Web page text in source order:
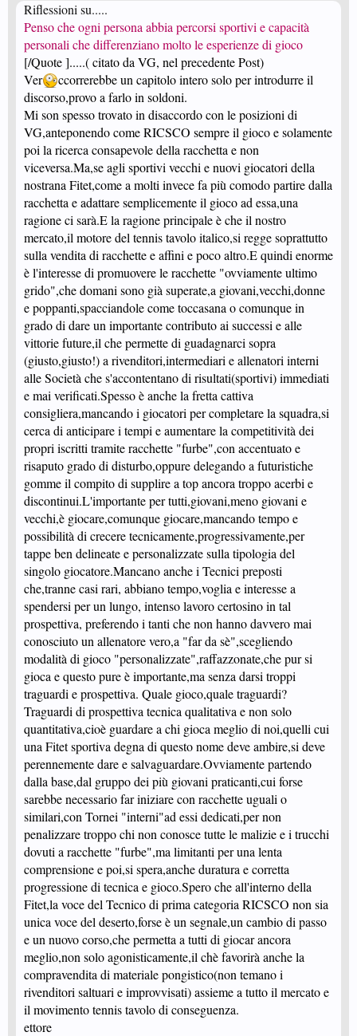
Riflessioni su.....
Penso che ogni persona abbia percorsi sportivi e capacità
personali che differenziano molto le esperienze di gioco
[/Quote ].....( citato da VG, nel precedente Post)
Ver
ccorrerebbe un capitolo intero solo per introdurre il
discorso,provo a farlo in soldoni.
Mi son spesso trovato in disaccordo con le posizioni di
VG,anteponendo come RICSCO sempre il gioco e solamente
poi la ricerca consapevole della racchetta e non
viceversa.Ma,se agli sportivi vecchi e nuovi giocatori della
nostrana Fitet,come a molti invece fa più comodo partire dalla
racchetta e adattare semplicemente il gioco ad essa,una
ragione ci sarà.E la ragione principale è che il nostro
mercato,il motore del tennis tavolo italico,si regge soprattutto
sulla vendita di racchette e affini e poco altro.E quindi enorme
è l'interesse di promuovere le racchette "ovviamente ultimo
grido",che domani sono già superate,a giovani,vecchi,donne
e poppanti,spacciandole come toccasana o comunque in
grado di dare un importante contributo ai successi e alle
vittorie future,il che permette di guadagnarci sopra
(giusto,giusto!) a rivenditori,intermediari e allenatori interni
alle Società che s'accontentano di risultati(sportivi) immediati
e mai verificati.Spesso è anche la fretta cattiva
consigliera,mancando i giocatori per completare la squadra,si
cerca di anticipare i tempi e aumentare la competitività dei
propri iscritti tramite racchette "furbe",con accentuato e
risaputo grado di disturbo,oppure delegando a futuristiche
gomme il compito di supplire a top ancora troppo acerbi e
discontinui.L'importante per tutti,giovani,meno giovani e
vecchi,è giocare,comunque giocare,mancando tempo e
possibilità di crecere tecnicamente,progressivamente,per
tappe ben delineate e personalizzate sulla tipologia del
singolo giocatore.Mancano anche i Tecnici preposti
che,tranne casi rari, abbiano tempo,voglia e interesse a
spendersi per un lungo, intenso lavoro certosino in tal
prospettiva, preferendo i tanti che non hanno davvero mai
conosciuto un allenatore vero,a "far da sè",scegliendo
modalità di gioco "personalizzate",raffazzonate,che pur si
gioca e questo pure è importante,ma senza darsi troppi
traguardi e prospettiva. Quale gioco,quale traguardi?
Traguardi di prospettiva tecnica qualitativa e non solo
quantitativa,cioè guardare a chi gioca meglio di noi,quelli cui
una Fitet sportiva degna di questo nome deve ambire,si deve
perennemente dare e salvaguardare.Ovviamente partendo
dalla base,dal gruppo dei più giovani praticanti,cui forse
sarebbe necessario far iniziare con racchette uguali o
similari,con Tornei "interni"ad essi dedicati,per non
penalizzare troppo chi non conosce tutte le malizie e i trucchi
dovuti a racchette "furbe",ma limitanti per una lenta
comprensione e poi,si spera,anche duratura e corretta
progressione di tecnica e gioco.Spero che all'interno della
Fitet,la voce del Tecnico di prima categoria RICSCO non sia
unica voce del deserto,forse è un segnale,un cambio di passo
e un nuovo corso,che permetta a tutti di giocar ancora
meglio,non solo agonisticamente,il chè favorirà anche la
compravendita di materiale pongistico(non temano i
rivenditori saltuari e improvvisati) assieme a tutto il mercato e
il movimento tennis tavolo di conseguenza.
ettore